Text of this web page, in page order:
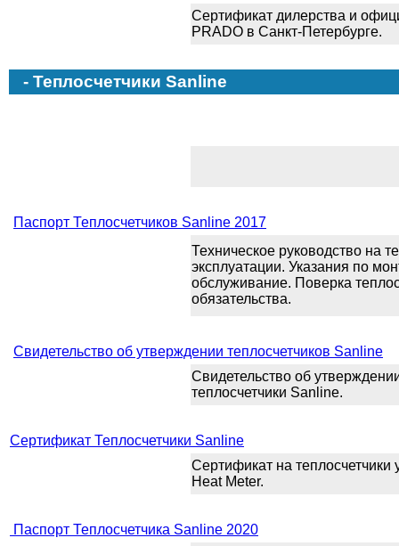
Сертификат дилерства и
PRADO в Санкт-Петербурге.
- Теплосчетчики Sanline
Паспорт Теплосчетчиков Sanline 2017
Техническое руководство на
эксплуатации. Указания по
обслуживание. Поверка
обязательства.
Свидетельство об утверждении теплосчетчиков Sanline
Свидетельство об
теплосчетчики Sanline.
Сертификат Теплосчетчики Sanline
Сертификат на
Heat Meter.
Паспорт Теплосчетчика Sanline 2020